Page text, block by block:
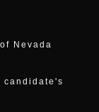
Nevada
candidate's